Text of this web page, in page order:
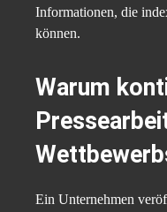
Informationen, die
können.
Warum
Ein Unternehmen